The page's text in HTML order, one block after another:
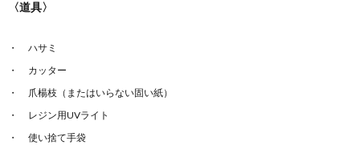
〈道具〉
ハサミ
カッター
爪楊枝（またはいらない固い紙）
レジン用UVライト
使い捨て手袋